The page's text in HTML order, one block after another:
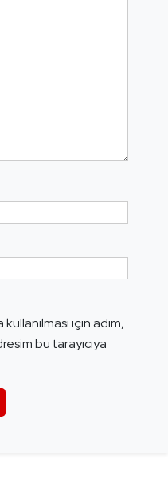
için adım,
bu tarayıcıya